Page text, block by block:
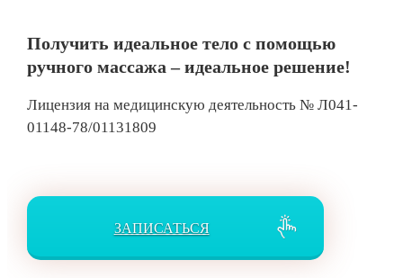
Получить идеальное тело с помощью
ручного массажа – идеальное решение!
Лицензия на медицинскую деятельность № Л041-
01148-78/01131809
ЗАПИСАТЬСЯ